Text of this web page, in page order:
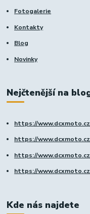
Fotogalerie
Kontakty
Blog
Novinky
Nejčtenější na
https://
https://
https://
https://
Kde nás najdete